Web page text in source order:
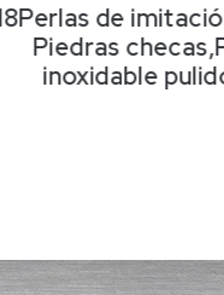
de
Piedras
inoxidable